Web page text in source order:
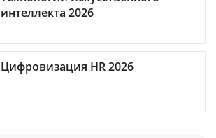
интеллекта 2026
Цифровизация HR 2026